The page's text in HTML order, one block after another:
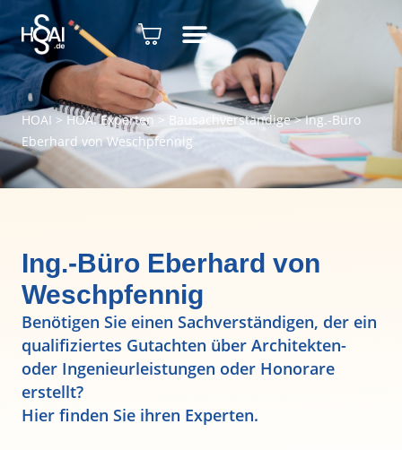
HOAI > HOAI Experten> Bausachverständige>Ing.-Büro
Eberhard von Weschpfennig
Ing.-Büro Eberhard von
Weschpfennig
Benötigen Sie einen Sachverständigen, der ein
qualifiziertes Gutachten über Architekten-
oder Ingenieurleistungen oder Honorare
erstellt?
Hier finden Sie ihren Experten.